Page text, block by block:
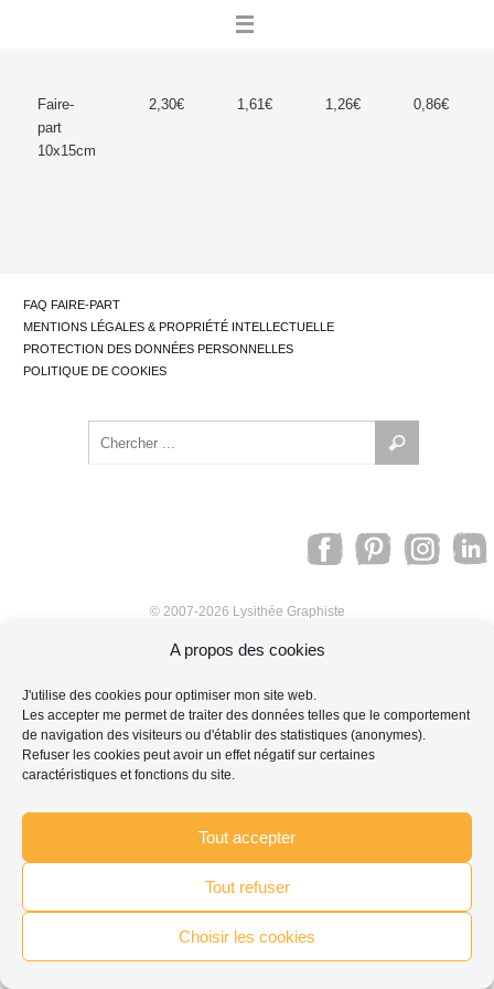
A propos des cookies
J'utilise des cookies pour optimiser mon site web.
Les accepter me permet de traiter des données telles que le comportement
de navigation des visiteurs ou d'établir des statistiques (anonymes).
Refuser les cookies peut avoir un effet négatif sur certaines
caractéristiques et fonctions du site.
Tout accepter
Tout refuser
Choisir les cookies
Faire-
part
10x15cm
2,30€ 1,61€ 1,26€ 0,86€
FAQ FAIRE-PART
MENTIONS LÉGALES & PROPRIÉTÉ INTELLECTUELLE
PROTECTION DES DONNÉES PERSONNELLES
POLITIQUE DE COOKIES
Chercher
...
© 2007-2026 Lysithée Graphiste